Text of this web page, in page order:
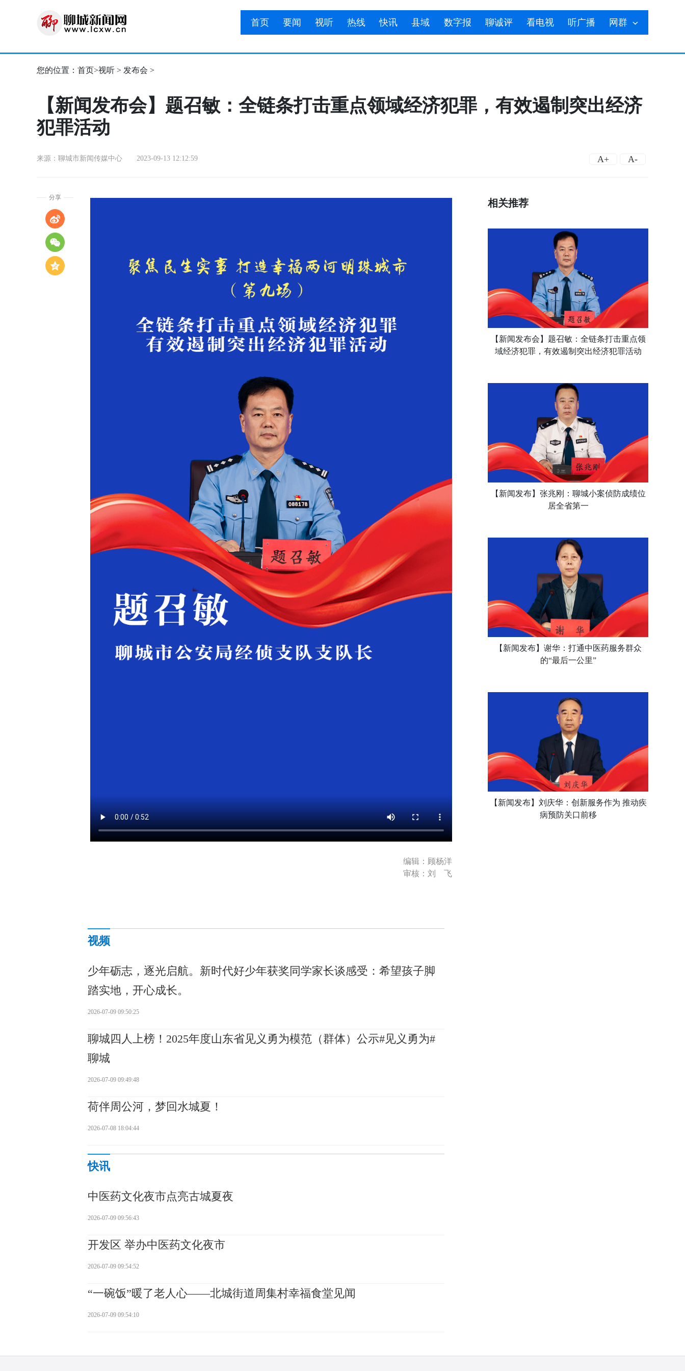
首页 要闻 视听 热线 快讯 县域 数字报 聊诚评 看电视 听广播 网群
您的位置： 首页>视听 > 发布会 >
【新闻发布会】题召敏：全链条打击重点领域经济犯罪，有效遏制突出经济
犯罪活动
来源：聊城市新闻传媒中心 2023-09-13 12:12:59 A+ A-
分享
编辑：顾杨洋
审核：刘 飞
相关推荐
【新闻发布会】题召敏：全链条打击重点领
域经济犯罪，有效遏制突出经济犯罪活动
【新闻发布】张兆刚：聊城小案侦防成绩位
居全省第一
【新闻发布】谢华：打通中医药服务群众
的“最后一公里”
【新闻发布】刘庆华：创新服务作为 推动疾
病预防关口前移
视频
少年砺志，逐光启航。新时代好少年获奖同学家长谈感受：希望孩子脚
踏实地，开心成长。
2026-07-09 09:50:25
聊城四人上榜！2025年度山东省见义勇为模范（群体）公示#见义勇为#
聊城
2026-07-09 09:49:48
荷伴周公河，梦回水城夏！
2026-07-08 18:04:44
快讯
中医药文化夜市点亮古城夏夜
2026-07-09 09:56:43
开发区 举办中医药文化夜市
2026-07-09 09:54:52
“一碗饭”暖了老人心——北城街道周集村幸福食堂见闻
2026-07-09 09:54:10